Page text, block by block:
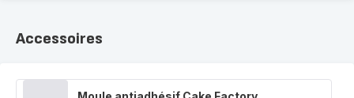
Accessoires